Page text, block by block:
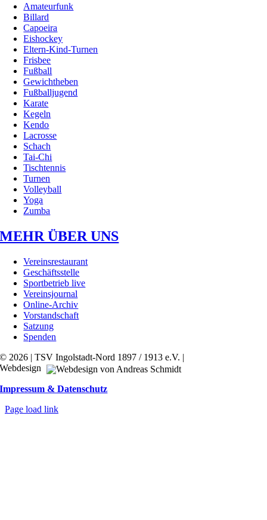
Amateurfunk
Billard
Capoeira
Eishockey
Eltern-Kind-Turnen
Frisbee
Fußball
Gewichtheben
Fußballjugend
Karate
Kegeln
Kendo
Lacrosse
Schach
Tai-Chi
Tischtennis
Turnen
Volleyball
Yoga
Zumba
MEHR ÜBER UNS
Vereinsrestaurant
Geschäftsstelle
Sportbetrieb live
Vereinsjournal
Online-Archiv
Vorstandschaft
Satzung
Spenden
© 2026 | TSV Ingolstadt-Nord 1897 / 1913 e.V. |
Webdesign
Impressum & Datenschutz
Page load link